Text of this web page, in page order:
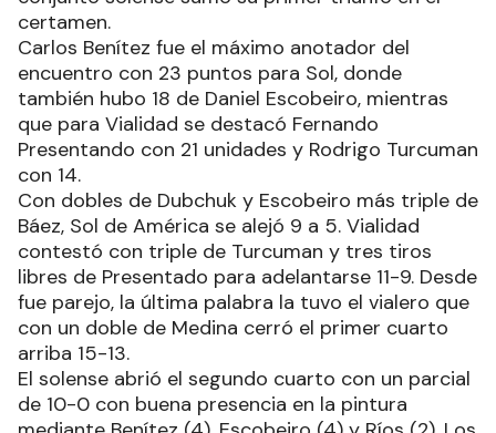
certamen.
Carlos Benítez fue el máximo anotador del
encuentro con 23 puntos para Sol, donde
también hubo 18 de Daniel Escobeiro, mientras
que para Vialidad se destacó Fernando
Presentando con 21 unidades y Rodrigo Turcuman
con 14.
Con dobles de Dubchuk y Escobeiro más triple de
Báez, Sol de América se alejó 9 a 5. Vialidad
contestó con triple de Turcuman y tres tiros
libres de Presentado para adelantarse 11-9. Desde
fue parejo, la última palabra la tuvo el vialero que
con un doble de Medina cerró el primer cuarto
arriba 15-13.
El solense abrió el segundo cuarto con un parcial
de 10-0 con buena presencia en la pintura